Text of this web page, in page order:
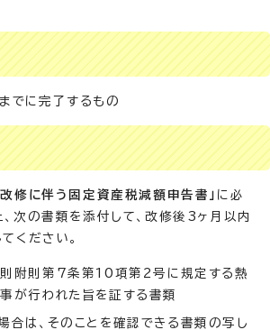
でに完了するもの
修に伴う固定資産税減額申告書」 に必
次の書類を添付して、改修後3ヶ月以内
ください。
附則第7条第10項第2号に規定する熱
が行われた旨を証する書類
合は、そのことを確認できる書類の写し